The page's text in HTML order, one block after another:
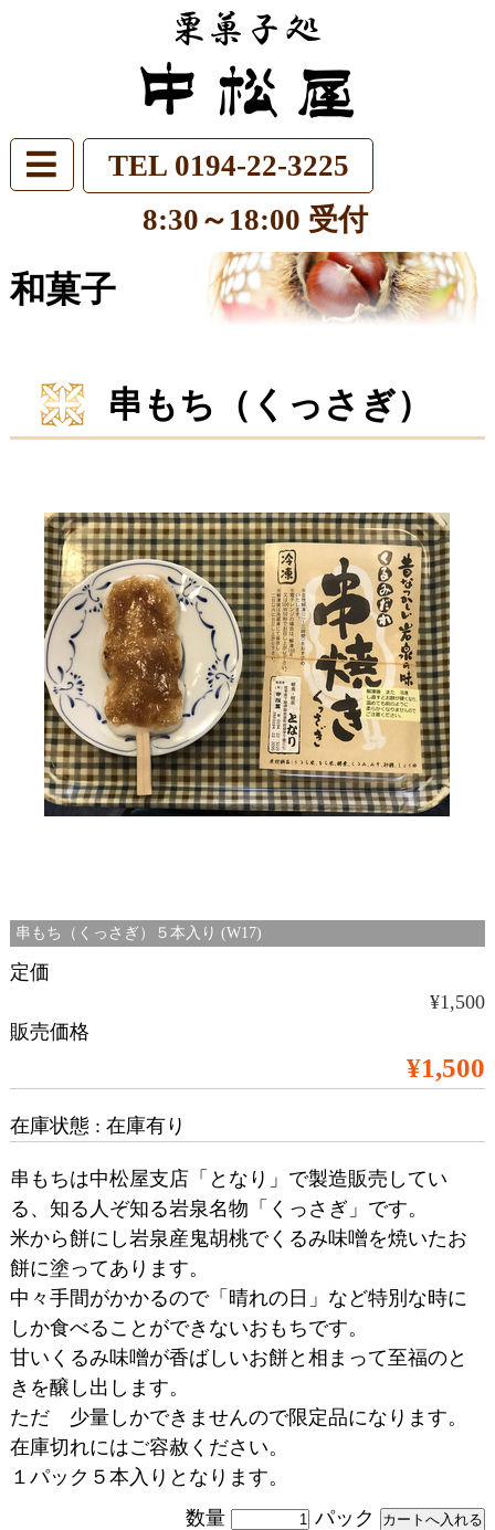
TEL 0194-22-3225
8:30～18:00 受付
和菓子
串もち（くっさぎ）
串もち（くっさぎ）５本入り (W17)
定価
¥1,500
販売価格
¥1,500
在庫状態 : 在庫有り
串もちは中松屋支店「となり」で製造販売してい
る、知る人ぞ知る岩泉名物「くっさぎ」です。
米から餅にし岩泉産鬼胡桃でくるみ味噌を焼いたお
餅に塗ってあります。
中々手間がかかるので「晴れの日」など特別な時に
しか食べることができないおもちです。
甘いくるみ味噌が香ばしいお餅と相まって至福のと
きを醸し出します。
ただ 少量しかできませんので限定品になります。
在庫切れにはご容赦ください。
１パック５本入りとなります。
数量
パック